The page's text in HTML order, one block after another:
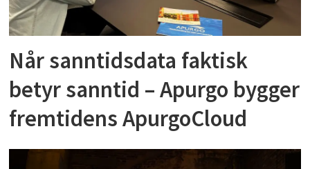
Når sanntidsdata faktisk
betyr sanntid – Apurgo bygger
fremtidens ApurgoCloud